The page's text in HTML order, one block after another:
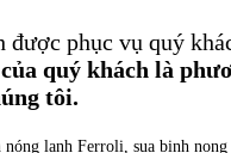
được phục vụ quý
quý khách là
tôi.
nóng lạnh Ferroli, sua binh